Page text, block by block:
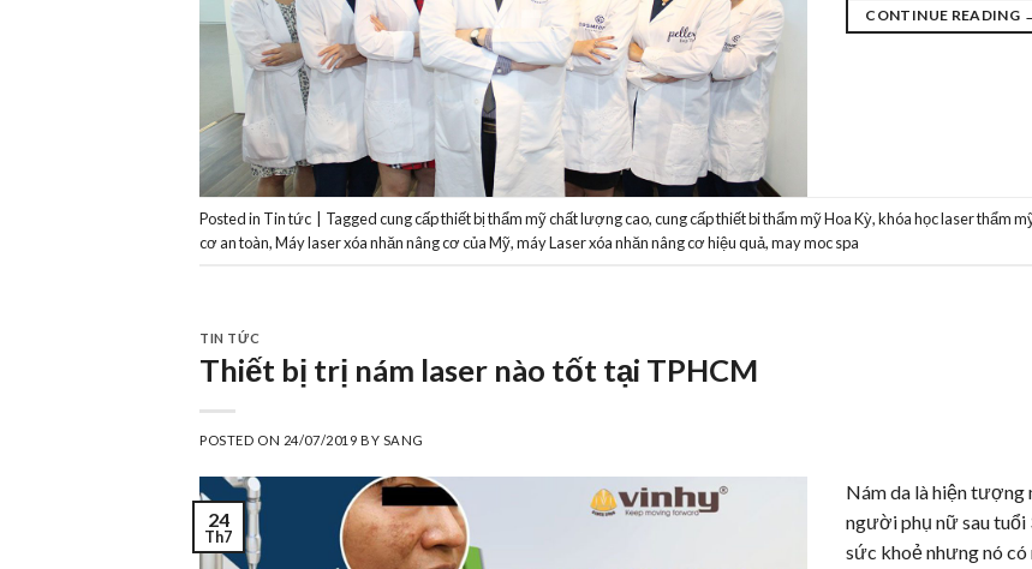
CONTINUE READING
Posted in Tin tức Taggedcung cấp thiết bị thẩm mỹ chất lượng cao,cung cấp thiết bi thẩm mỹ Hoa Kỳ,khóa học laser thẩm
cơ an toàn,Máy laser xóa nhăn nâng cơ của Mỹ,máy Laser xóa nhăn nâng cơ hiệu quả,may moc spa
TIN TỨC
Thiết bị trị nám laser nào tốt tại TPHCM
POSTED ON 24/07/2019 BY SANG
24
Th7
Nám da là hiện tượng
người phụ nữ sau tuổi
sức khoẻ nhưng nó